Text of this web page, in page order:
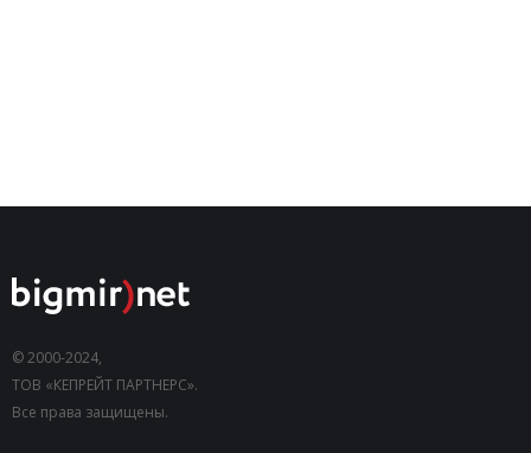
© 2000-2024,
ТОВ «КЕПРЕЙТ ПАРТНЕРС».
Все права защищены.